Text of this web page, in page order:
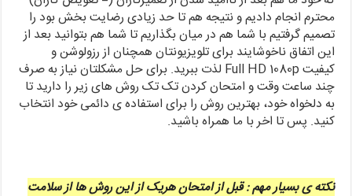
محترم انجام دادیم و نتیجه هم تا حد زیادی رضایت بخش بود را
تصمیم گرفتیم با شما هم در میان بگذاریم تا شما هم بتوانید بعد از
این اتفاق ناخوشایند برای تلویزیونتان همچنان از رزولوشن و
کیفیت Full HD 1080p لذت ببرید. برای حل مشکلتان نیاز به صرف
چند ساعت وقت و امتحان کردن تک تک روش های زیر را دارید تا
به دلخواه خود، بهترین روش را برای استفاده ی دائمی خود انتخاب
کنید. پس تا اخر با ما همراه باشید.
نکته ی بسیار مهم : قبل از امتحان هریک از این روش ها از سلامت